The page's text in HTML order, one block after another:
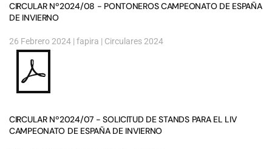
CIRCULAR Nº2024/08 - PONTONEROS CAMPEONATO DE ESPAÑA
DE INVIERNO
26 Febrero 2024 | fapira | Circulares 2024
CIRCULAR Nº2024/07 - SOLICITUD DE STANDS PARA EL LIV
CAMPEONATO DE ESPAÑA DE INVIERNO